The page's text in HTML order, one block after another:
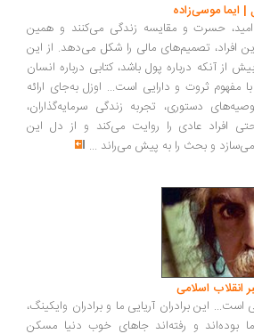
و مقایسه زندگی می‌کنند و همین
تصمیم‌های مالی را شکل می‌دهد. از این
درباره پول باشد، کتابی درباره انسان
ثروت و دارایی است... اوزل به‌جای ارائه
تجربه زندگی سرمایه‌گذاران،
عادی را روایت می‌کند و از دل این
و بحث را به پیش می‌راند ...
اسلامی
برادران آریایی ما و برادران وایکینگ،
و رفته‌اند جاهای خوب دنیا مسکن